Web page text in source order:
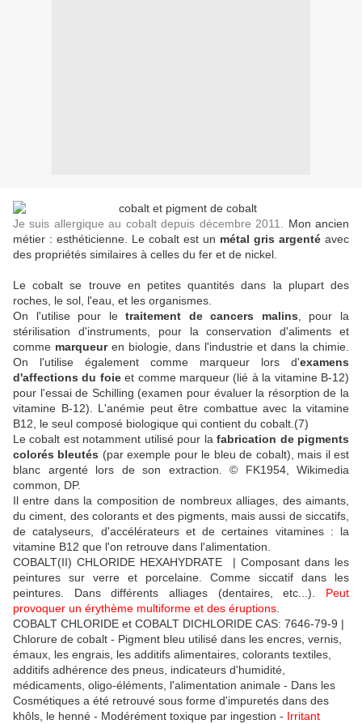
Je suis allergique au cobalt depuis décembre 2011. Mon ancien
métier : esthéticienne. Le cobalt est un métal gris argenté avec
des propriétés similaires à celles du fer et de nickel.
Le cobalt se trouve en petites quantités dans la plupart des
roches, le sol, l'eau, et les organismes.
On l'utilise pour letraitement de cancers malins , pour la
stérilisation d'instruments, pour la conservation d'aliments et
comme marqueuren biologie, dans l'industrie et dans la chimie.
On l'utilise également comme marqueur lors d'examens
d'affections du foieet comme marqueur (lié à la vitamine B-12)
pour l'essai de Schilling (examen pour évaluer la résorption de la
vitamine B-12). L'anémie peut être combattue avec la vitamine
B12, le seul composé biologique qui contient du cobalt.(7)
Le cobalt est notamment utilisé pour lafabrication de pigments
colorés bleutés (par exemple pour le bleu de cobalt), mais il est
blanc argenté lors de son extraction. © FK1954, Wikimedia
common, DP.
Il entre dans la composition de nombreux alliages, des aimants,
du ciment, des colorants et des pigments, mais aussi de siccatifs,
de catalyseurs, d'accélérateurs et de certaines vitamines : la
vitamine B12 que l'on retrouve dans l'alimentation.
COBALT(II) CHLORIDE HEXAHYDRATE | Composant dans les
peintures sur verre et porcelaine. Comme siccatif dans les
peintures. Dans différents alliages (dentaires, etc...). Peut
provoquer un érythème multiforme et des éruptions
COBALT CHLORIDE et COBALT DICHLORIDE CAS: 7646-79-9 |
Chlorure de cobalt - Pigment bleu utilisé dans les encres, vernis,
émaux, les engrais, les additifs alimentaires, colorants textiles,
additifs adhérence des pneus, indicateurs d'humidité,
médicaments, oligo-éléments, l'alimentation animale - Dans les
Cosmétiques a été retrouvé sous forme d'impuretés dans des
khôls, le henné - Modérément toxique par ingestion - Irritant